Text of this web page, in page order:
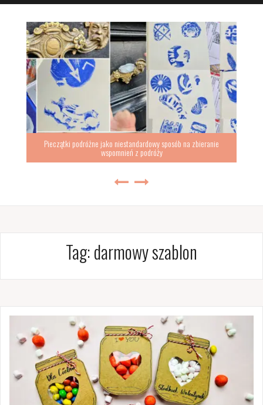
Pieczątki podróżne jako niestandardowy sposób na zbieranie
wspomnień z podróży
Tag:darmowy szablon